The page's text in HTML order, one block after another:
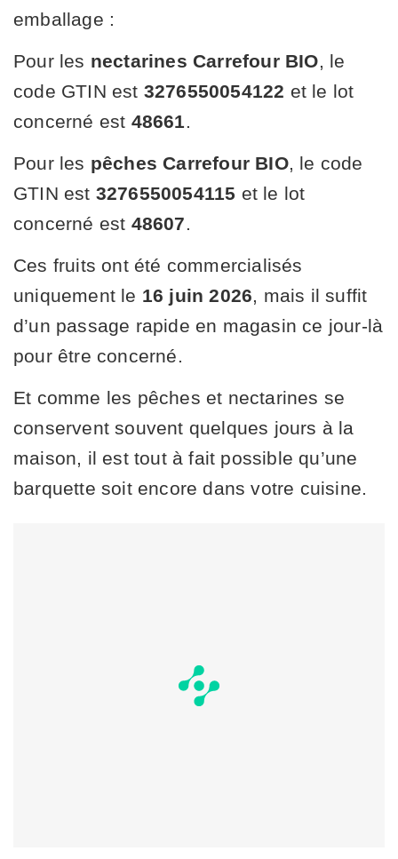
emballage :
Pour les nectarines Carrefour BIO, le
code GTIN est 3276550054122 et le lot
concerné est 48661.
Pour les pêches Carrefour BIO, le code
GTIN est 3276550054115 et le lot
concerné est 48607.
Ces fruits ont été commercialisés
uniquement le 16 juin 2026, mais il suffit
d’un passage rapide en magasin ce jour-là
pour être concerné.
Et comme les pêches et nectarines se
conservent souvent quelques jours à la
maison, il est tout à fait possible qu’une
barquette soit encore dans votre cuisine.